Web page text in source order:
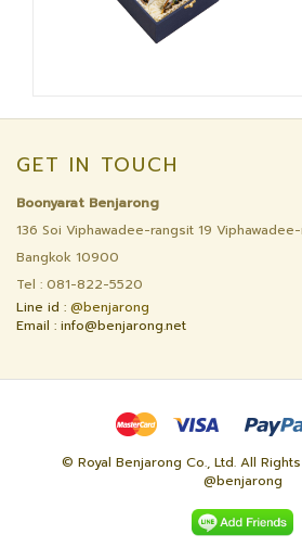
GET IN TOUCH
Boonyarat Benjarong
136 Soi Viphawadee-rangsit 19
Bangkok 10900
Tel : 081-822-5520
Line id : @benjarong
Email : info@benjarong.net
© Royal Benjarong Co., Ltd. All
@benjarong